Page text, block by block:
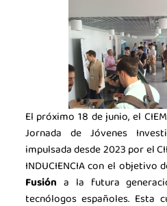
La industria de
La
El próximo 18 de junio, el
Jornada de Jóvenes
impulsada desde 2023 por el
INDUCIENCIA con el objetivo
Fusión a la futura
tecnólogos españoles. Esta